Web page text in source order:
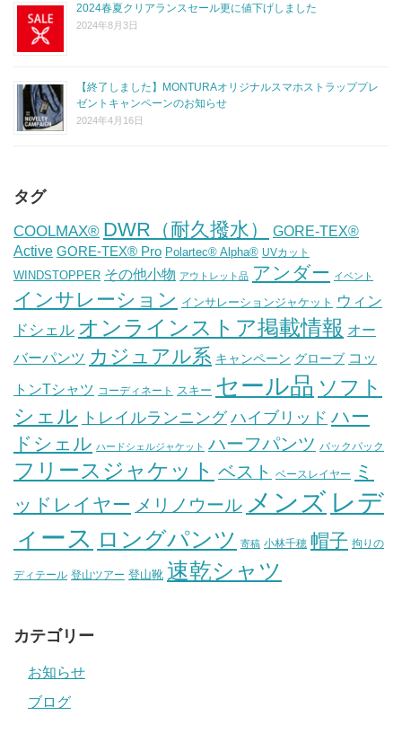
2024春夏クリアランスセール更に値下げしました
2024年8月3日
【終了しました】MONTURAオリジナルスマホストラッププレ
ゼントキャンペーンのお知らせ
2024年4月16日
タグ
COOLMAX® DWR（耐久撥水）
GORE-TEX®
Active GORE-TEX® Pro Polartec® Alpha® UVカット
WINDSTOPPER その他小物 アウトレット品 アンダー イベント
インサレーション インサレーションジャケット ウィン
ドシェル オンラインストア掲載情報 オー
バーパンツ カジュアル系 キャンペーン グローブ コッ
トンTシャツ コーディネート スキー セール品 ソフト
シェル トレイルランニング ハイブリッド ハー
ドシェル ハードシェルジャケット ハーフパンツ バックパック
フリースジャケット ベスト ベースレイヤー
ミ
ッドレイヤー メリノウール メンズ レデ
ィース ロングパンツ 寄稿 小林千穂 帽子 拘りの
ディテール 登山ツアー 登山靴 速乾シャツ
カテゴリー
お知らせ
ブログ